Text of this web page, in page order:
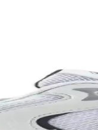
yaşamda
İçin Modern
sunar. Spor ve